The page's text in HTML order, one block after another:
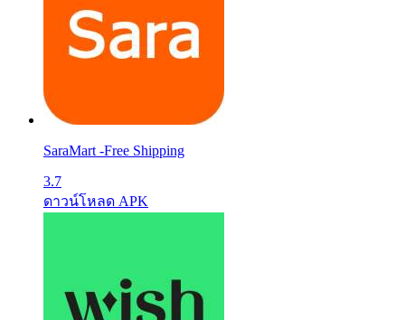
SaraMart -Free Shipping
3.7
ดาวน์โหลด APK